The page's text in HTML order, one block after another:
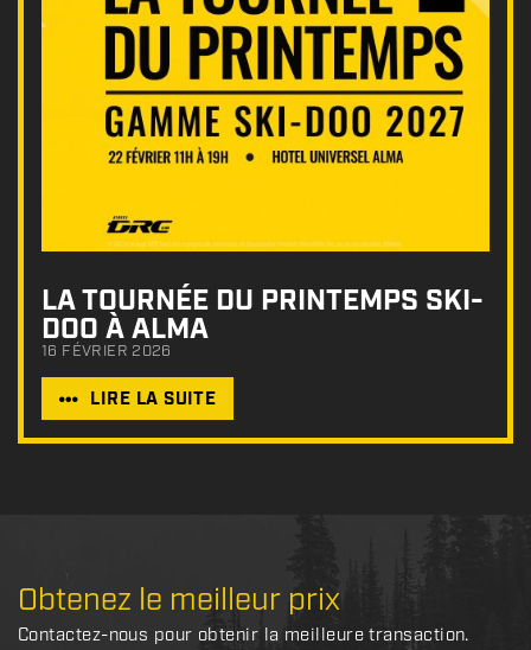
LA TOURNÉE DU PRINTEMPS SKI-
DOO À ALMA
16 FÉVRIER 2026
LIRE LA SUITE
Obtenez le meilleur prix
Contactez-nous pour obtenir la meilleure transaction.